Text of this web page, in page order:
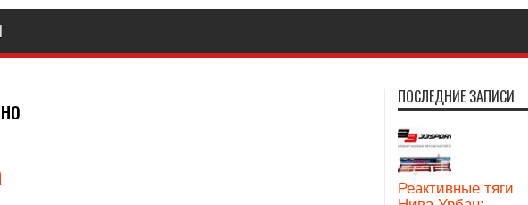
ПОСЛЕДНИЕ ЗАПИСИ
Реактивные тяги